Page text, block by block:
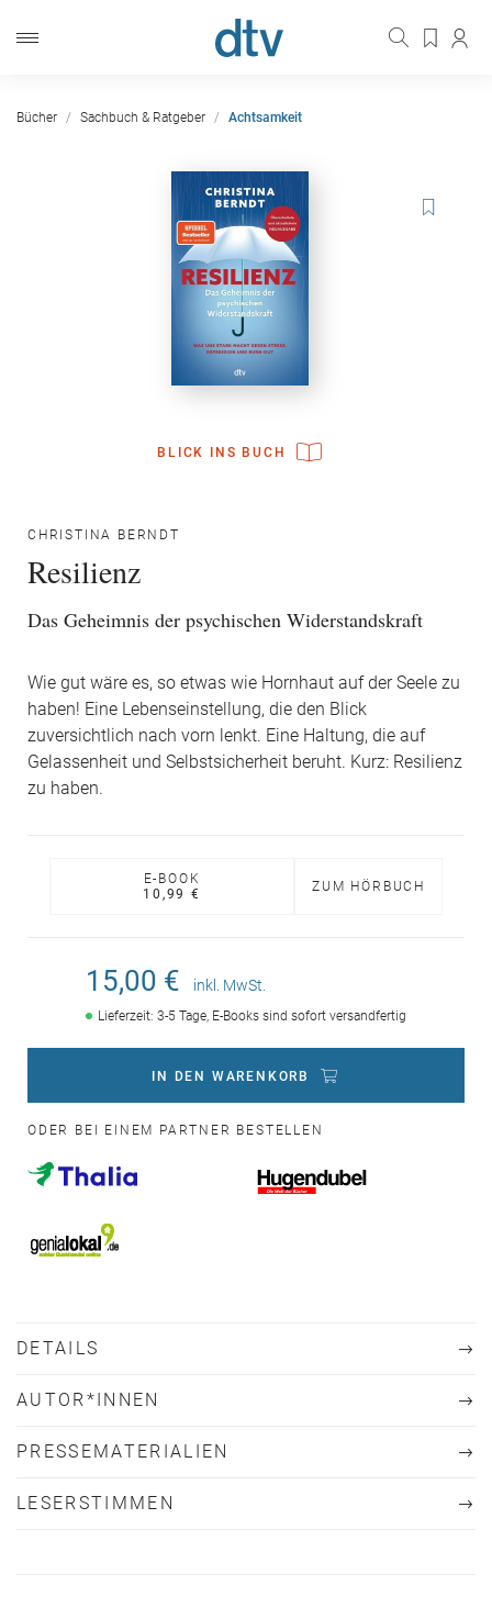
Bücher Sachbuch & Ratgeber Achtsamkeit
BLICK INS BUCH
CHRISTINA BERNDT
Resilienz
Das Geheimnis der psychischen Widerstandskraft
Wie gut wäre es, so etwas wie Hornhaut auf der Seele zu
haben! Eine Lebenseinstellung, die den Blick
zuversichtlich nach vorn lenkt. Eine Haltung, die auf
Gelassenheit und Selbstsicherheit beruht. Kurz: Resilienz
zu haben.
E-BOOK
10,99 €
ZUM HÖRBUCH
15,00 € inkl. MwSt.
Lieferzeit: 3-5 Tage, E-Books sind sofort versandfertig
IN DEN WARENKORB
ODER BEI EINEM PARTNER BESTELLEN
DETAILS
AUTOR*INNEN
PRESSEMATERIALIEN
LESERSTIMMEN